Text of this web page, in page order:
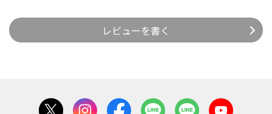
レビューを書く